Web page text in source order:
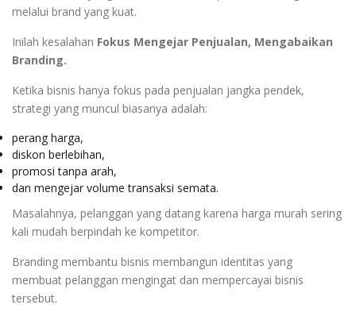
melalui brand yang kuat.
Inilah kesalahan Fokus Mengejar Penjualan, Mengabaikan
Branding.
Ketika bisnis hanya fokus pada penjualan jangka pendek,
strategi yang muncul biasanya adalah:
perang harga,
diskon berlebihan,
promosi tanpa arah,
dan mengejar volume transaksi semata.
Masalahnya, pelanggan yang datang karena harga murah sering
kali mudah berpindah ke kompetitor.
Branding membantu bisnis membangun identitas yang
membuat pelanggan mengingat dan mempercayai bisnis
tersebut.